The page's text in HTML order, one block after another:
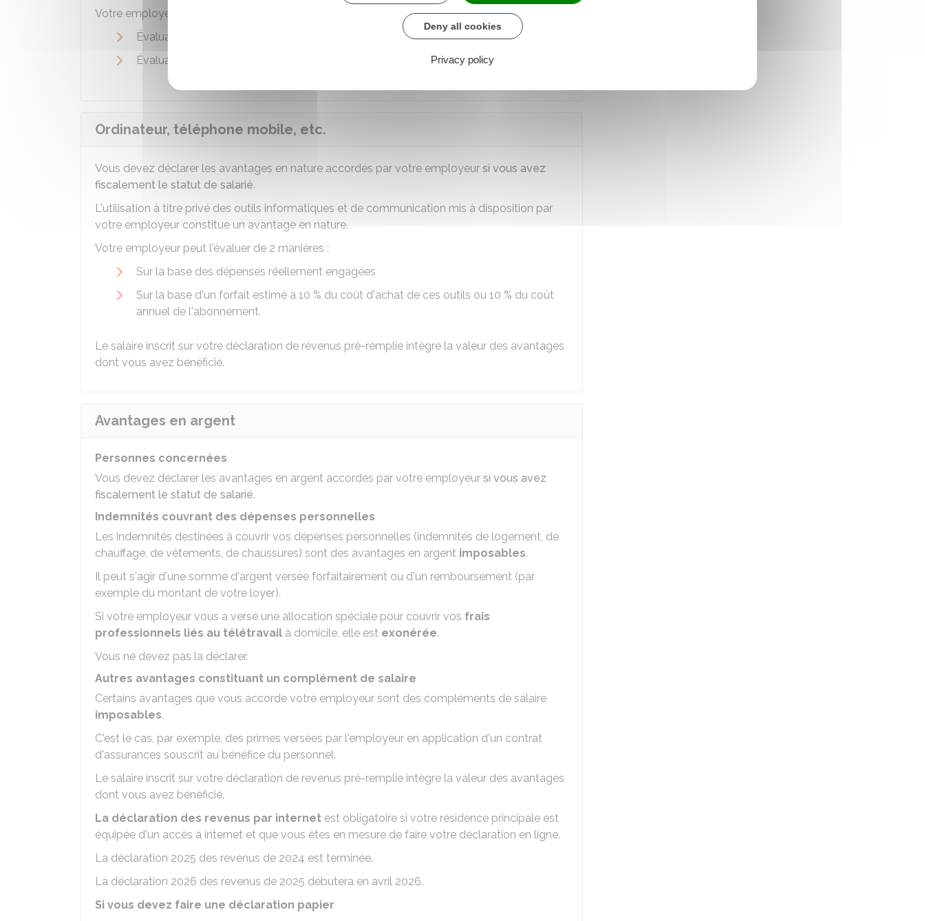
Votre employeur
Évaluation d'après la valeur réelle
Évaluation forfaitaire.
Ordinateur, téléphone mobile, etc.
Vous devez déclarer les avantages en nature accordés par votre employeur si vous avez
fiscalement le statut de salarié.
L'utilisation à titre privé des outils informatiques et de communication mis à disposition par
votre employeur constitue un avantage en nature.
Votre employeur peut l'évaluer de 2 manières :
Sur la base des dépenses réellement engagées
Sur la base d'un forfait estimé à 10 % du coût d'achat de ces outils ou 10 % du coût
annuel de l'abonnement.
Le salaire inscrit sur votre déclaration de revenus pré-remplie intègre la valeur des avantages
dont vous avez bénéficié.
Avantages en argent
Personnes concernées
Vous devez déclarer les avantages en argent accordés par votre employeur si vous avez
fiscalement le statut de salarié.
Indemnités couvrant des dépenses personnelles
Les indemnités destinées à couvrir vos dépenses personnelles (indemnités de logement, de
chauffage, de vêtements, de chaussures) sont des avantages en argent imposables.
Il peut s'agir d'une somme d'argent versée forfaitairement ou d'un remboursement (par
exemple du montant de votre loyer).
Si votre employeur vous a versé une allocation spéciale pour couvrir vos frais
professionnels liés au télétravail à domicile, elle est exonérée.
Vous ne devez pas la déclarer.
Autres avantages constituant un complément de salaire
Certains avantages que vous accorde votre employeur sont des compléments de salaire
imposables.
C'est le cas, par exemple, des primes versées par l'employeur en application d'un contrat
d'assurances souscrit au bénéfice du personnel.
Le salaire inscrit sur votre déclaration de revenus pré-remplie intègre la valeur des avantages
dont vous avez bénéficié.
La déclaration des revenus par internet est obligatoire si votre résidence principale est
équipée d'un accès à internet et que vous êtes en mesure de faire votre déclaration en ligne.
La déclaration 2025 des revenus de 2024 est terminée.
La déclaration 2026 des revenus de 2025 débutera en avril 2026.
Si vous devez faire une déclaration papier
Deny all cookies
Privacy policy